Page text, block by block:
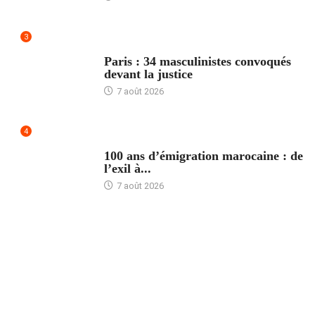
3
Paris : 34 masculinistes convoqués
devant la justice
7 août 2026
4
100 ans d’émigration marocaine : de
l’exil à...
7 août 2026